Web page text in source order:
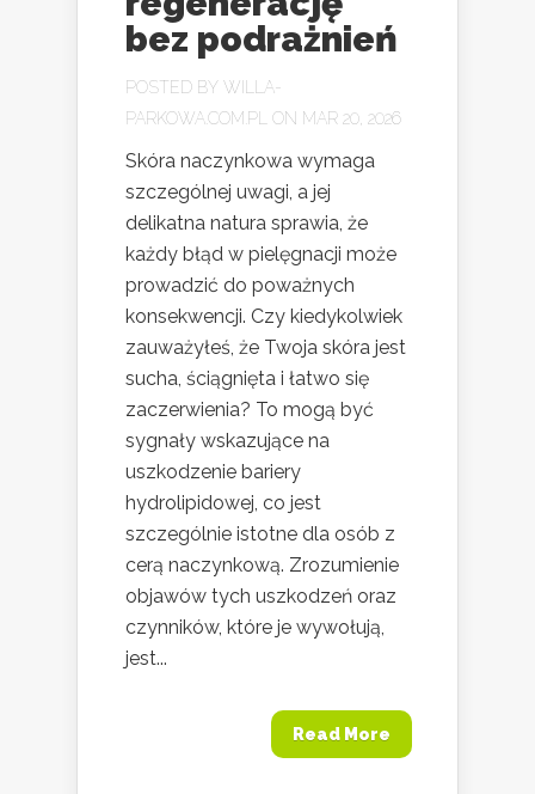
bez podrażnień
POSTED BY WILLA-
PARKOWA.COM.PL
ON MAR 20, 2026
Skóra naczynkowa wymaga
szczególnej uwagi, a jej
delikatna natura sprawia, że
każdy błąd w pielęgnacji może
prowadzić do poważnych
konsekwencji. Czy kiedykolwiek
zauważyłeś, że Twoja skóra jest
sucha, ściągnięta i łatwo się
zaczerwienia? To mogą być
sygnały wskazujące na
uszkodzenie bariery
hydrolipidowej, co jest
szczególnie istotne dla osób z
cerą naczynkową. Zrozumienie
objawów tych uszkodzeń oraz
czynników, które je wywołują,
jest...
Read More